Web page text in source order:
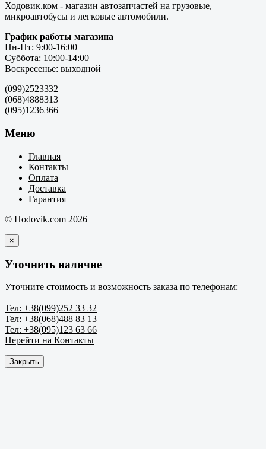
Ходовик.ком - магазин автозапчастей на грузовые,
микроавтобусы и легковые автомобили.
График работы магазина
Пн-Пт: 9:00-16:00
Суббота: 10:00-14:00
Воскресенье: выходной
(099)2523332
(068)4888313
(095)1236366
Меню
Главная
Контакты
Оплата
Доставка
Гарантия
© Hodovik.com 2026
×
Уточнить наличие
Уточните стоимость и возможность заказа по телефонам:
Тел: +38(099)252 33 32
Тел: +38(068)488 83 13
Тел: +38(095)123 63 66
Перейти на Контакты
Закрыть